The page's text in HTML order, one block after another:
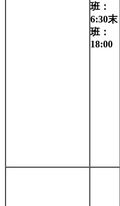
班：
6:30末
班：
18:00